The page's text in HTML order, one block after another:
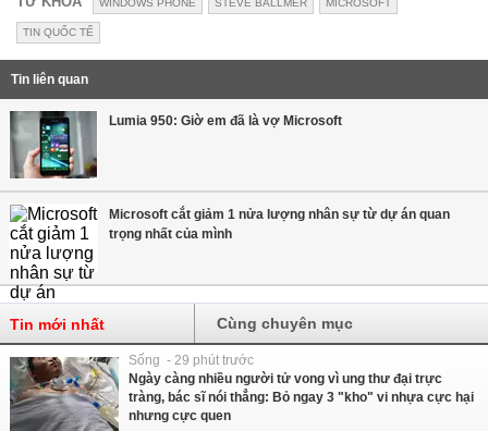
WINDOWS PHONE STEVE BALLMER MICROSOFT
TIN QUỐC TẾ
Tin liên quan
Lumia 950: Giờ em đã là vợ Microsoft
Microsoft cắt giảm 1 nửa lượng nhân sự từ dự án quan
trọng nhất của mình
Tin mới nhất Cùng chuyên mục
Sống - 29 phút trước
Ngày càng nhiều người tử vong vì ung thư đại trực
tràng, bác sĩ nói thẳng: Bỏ ngay 3 "kho" vi nhựa cực hại
nhưng cực quen